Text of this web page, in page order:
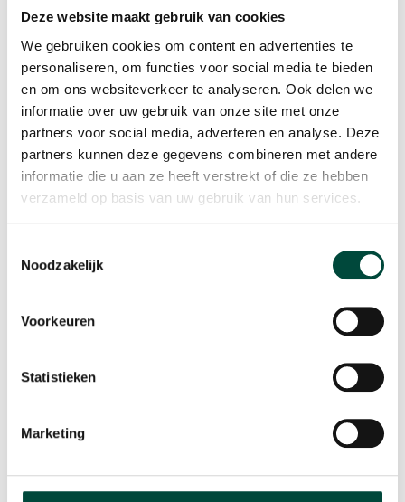
Deze website maakt gebruik van cookies
We gebruiken cookies om content en advertenties te
personaliseren, om functies voor social media te bieden
en om ons websiteverkeer te analyseren. Ook delen we
informatie over uw gebruik van onze site met onze
partners voor social media, adverteren en analyse. Deze
partners kunnen deze gegevens combineren met andere
informatie die u aan ze heeft verstrekt of die ze hebben
verzameld op basis van uw gebruik van hun services.
Noodzakelijk
Voorkeuren
Statistieken
Marketing
met veel plezier kunnen werken.
Bij mij kan je terecht voor alle planningsvragen.
Mijn favoriete vitaliteitsmomentje? Op
zondagochtend met mijn kinderen naar
het bos voor een heerlijke wandeling.
Participatie als resultaat